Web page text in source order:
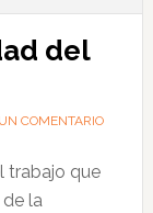
del
COMENTARIO
trabajo que
de la